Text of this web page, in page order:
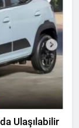
Ulaşılabilir